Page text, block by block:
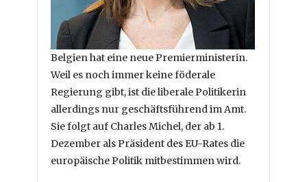
Belgien hat eine neue Premierministerin.
Weil es noch immer keine föderale
Regierung gibt, ist die liberale Politikerin
allerdings nur geschäftsführend im Amt.
Sie folgt auf Charles Michel, der ab 1.
Dezember als Präsident des EU-Rates die
europäische Politik mitbestimmen wird.